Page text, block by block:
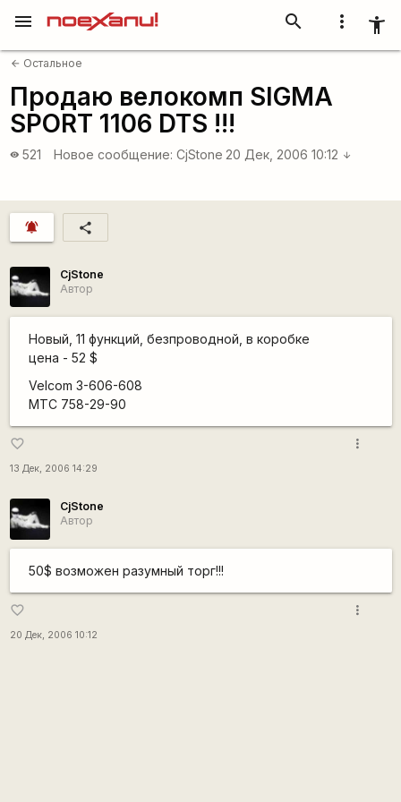
more_vert accessibility_new
search
menu
arrow_back Остальное
Продаю велокомп SIGMA
SPORT 1106 DTS !!!
visibility 521 Новое сообщение: CjStone 20 Дек, 2006 10:12 arrow_downward
notifications_active share
CjStone
Автор
Новый, 11 функций, безпроводной, в коробке
цена - 52 $
Velcom 3-606-608
МТС 758-29-90
favorite_border
13 Дек, 2006 14:29
more_vert
CjStone
Автор
50$ возможен разумный торг!!!
favorite_border
20 Дек, 2006 10:12
more_vert